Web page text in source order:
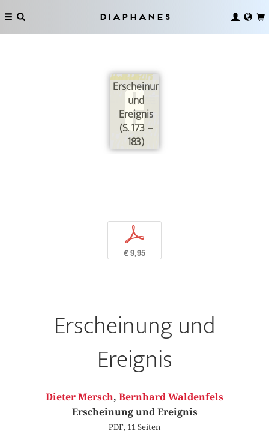
Diaphanes
Erscheinung
und
Ereignis
(S. 173 –
183)
p
€ 9,95
Erscheinung und
Ereignis
Dieter Mersch, Bernhard Waldenfels
Erscheinung und Ereignis
PDF, 11 Seiten